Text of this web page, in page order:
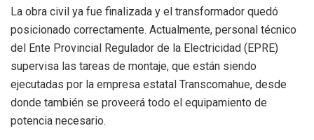
La obra civil ya fue finalizada y el transformador quedó
posicionado correctamente. Actualmente, personal técnico
del Ente Provincial Regulador de la Electricidad (EPRE)
supervisa las tareas de montaje, que están siendo
ejecutadas por la empresa estatal Transcomahue, desde
donde también se proveerá todo el equipamiento de
potencia necesario.